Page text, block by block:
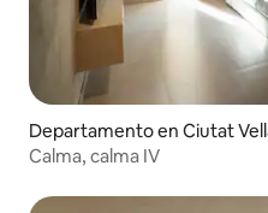
Departamento en Ciutat
Calma, calma IV